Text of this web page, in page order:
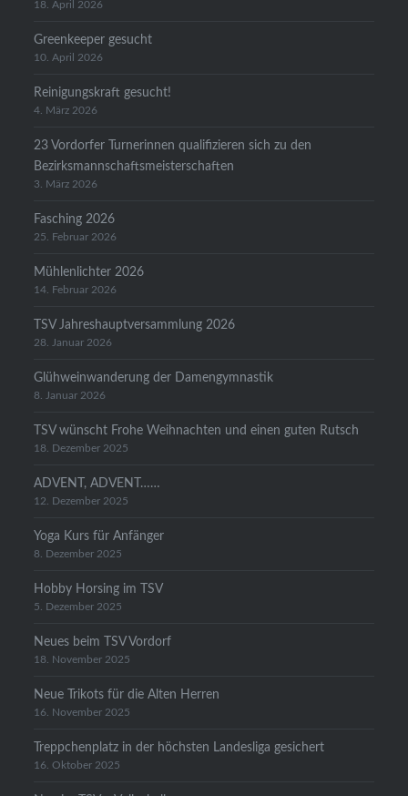
18. April 2026
Greenkeeper gesucht
10. April 2026
Reinigungskraft gesucht!
4. März 2026
23 Vordorfer Turnerinnen qualifizieren sich zu den
Bezirksmannschaftsmeisterschaften
3. März 2026
Fasching 2026
25. Februar 2026
Mühlenlichter 2026
14. Februar 2026
TSV Jahreshauptversammlung 2026
28. Januar 2026
Glühweinwanderung der Damengymnastik
8. Januar 2026
TSV wünscht Frohe Weihnachten und einen guten Rutsch
18. Dezember 2025
ADVENT, ADVENT……
12. Dezember 2025
Yoga Kurs für Anfänger
8. Dezember 2025
Hobby Horsing im TSV
5. Dezember 2025
Neues beim TSV Vordorf
18. November 2025
Neue Trikots für die Alten Herren
16. November 2025
Treppchenplatz in der höchsten Landesliga gesichert
16. Oktober 2025